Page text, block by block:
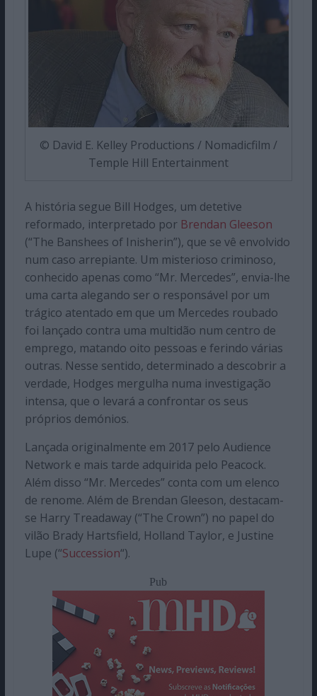
© David E. Kelley Productions / Nomadicfilm /
Temple Hill Entertainment
A história segue Bill Hodges, um detetive
reformado, interpretado por Brendan Gleeson
(“The Banshees of Inisherin”), que se vê envolvido
num caso arrepiante. Um misterioso criminoso,
conhecido apenas como “Mr. Mercedes”, envia-lhe
uma carta alegando ser o responsável por um
trágico atentado em que um Mercedes roubado
foi lançado contra uma multidão num centro de
emprego, matando oito pessoas e ferindo várias
outras. Nesse sentido, determinado a descobrir a
verdade, Hodges mergulha numa investigação
intensa, que o levará a confrontar os seus
próprios demónios.
Lançada originalmente em 2017 pelo Audience
Network e mais tarde adquirida pelo Peacock.
Além disso “Mr. Mercedes” conta com um elenco
de renome. Além de Brendan Gleeson, destacam-
se Harry Treadaway (“The Crown”) no papel do
vilão Brady Hartsfield, Holland Taylor, e Justine
Lupe (“Succession“).
Pub